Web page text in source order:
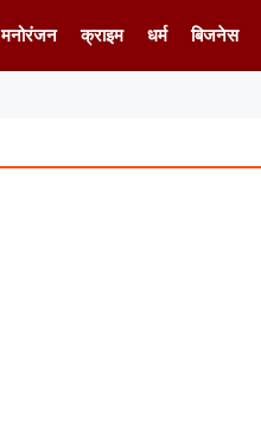
मनोरंजन क्राइम धर्म बिजनेस